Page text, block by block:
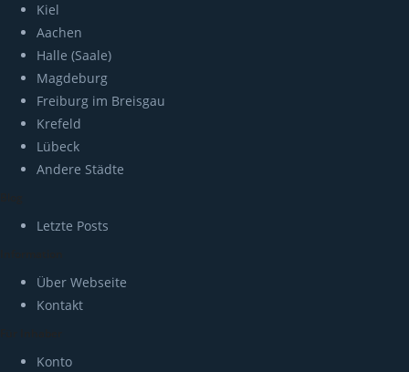
Kiel
Aachen
Halle (Saale)
Magdeburg
Freiburg im Breisgau
Krefeld
Lübeck
Andere Städte
Letzte Posts
Über Webseite
Kontakt
Konto